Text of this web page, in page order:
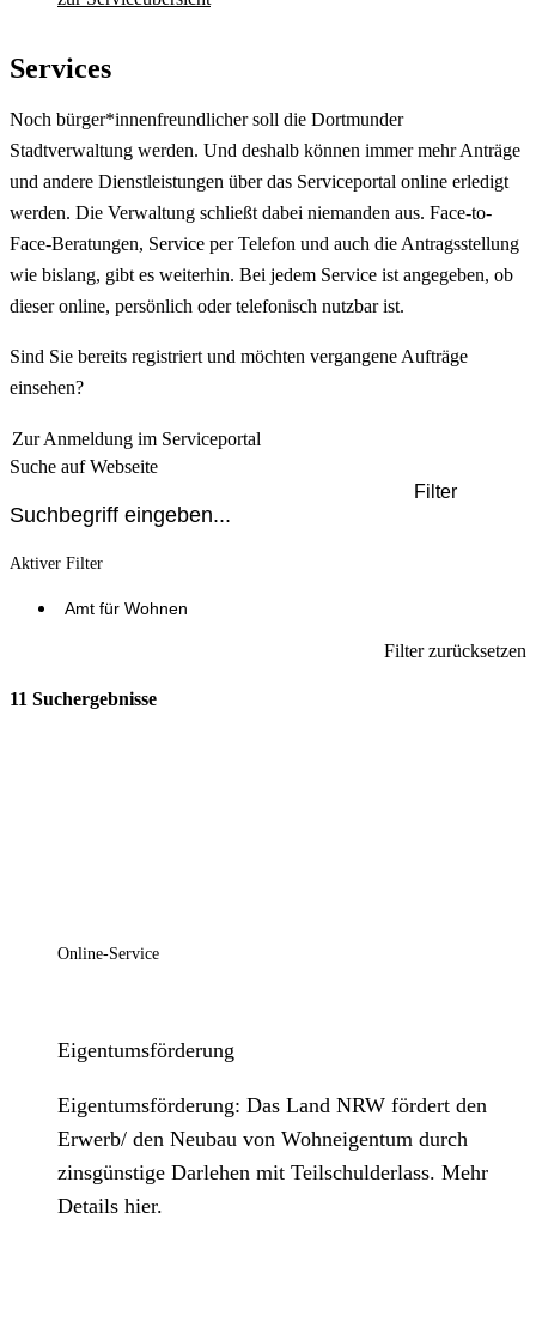
Services
Noch bürger*innenfreundlicher soll die Dortmunder
Stadtverwaltung werden. Und deshalb können immer mehr Anträge
und andere Dienstleistungen über das Serviceportal online erledigt
werden. Die Verwaltung schließt dabei niemanden aus. Face-to-
Face-Beratungen, Service per Telefon und auch die Antragsstellung
wie bislang, gibt es weiterhin. Bei jedem Service ist angegeben, ob
dieser online, persönlich oder telefonisch nutzbar ist.
Sind Sie bereits registriert und möchten vergangene Aufträge
einsehen?
Zur Anmeldung im Serviceportal
Suche auf Webseite
Filter
Aktiver Filter
Amt für Wohnen
Filter zurücksetzen
11 Suchergebnisse
Online-Service
Eigentumsförderung
Eigentumsförderung: Das Land NRW fördert den
Erwerb/ den Neubau von Wohneigentum durch
zinsgünstige Darlehen mit Teilschulderlass. Mehr
Details hier.